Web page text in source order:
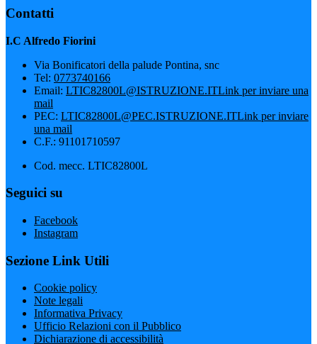
Contatti
I.C Alfredo Fiorini
Via Bonificatori della palude Pontina, snc
Tel: 0773740166
Email: LTIC82800L@ISTRUZIONE.ITLink per inviare una
mail
PEC: LTIC82800L@PEC.ISTRUZIONE.ITLink per inviare
una mail
C.F.: 91101710597
Cod. mecc. LTIC82800L
Seguici su
Facebook
Instagram
Sezione Link Utili
Cookie policy
Note legali
Informativa Privacy
Ufficio Relazioni con il Pubblico
Dichiarazione di accessibilità